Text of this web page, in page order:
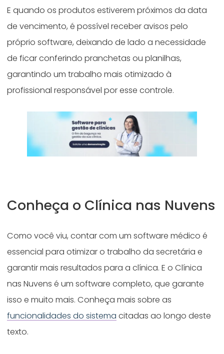
E quando os produtos estiverem próximos da data
de vencimento, é possível receber avisos pelo
próprio software, deixando de lado a necessidade
de ficar conferindo pranchetas ou planilhas,
garantindo um trabalho mais otimizado à
profissional responsável por esse controle.
Conheça o Clínica nas Nuvens
Como você viu, contar com um software médico é
essencial para otimizar o trabalho da secretária e
garantir mais resultados para a clínica. E o Clínica
nas Nuvens é um software completo, que garante
isso e muito mais. Conheça mais sobre as
funcionalidades do sistema citadas ao longo deste
texto.